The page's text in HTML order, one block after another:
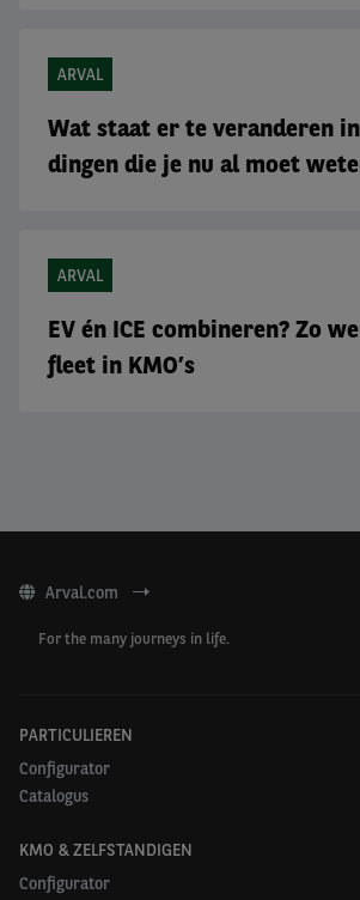
ARVAL
Wat staat er te veranderen
dingen die je nu al moet
ARVAL
EV én ICE combineren? Zo
fleet in KMO’s
Arval.com
For the many journeys in life.
PARTICULIEREN
Configurator
Catalogus
KMO & ZELFSTANDIGEN
Configurator